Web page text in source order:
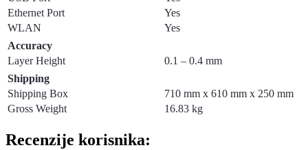
Ethernet Port
Yes
WLAN
Yes
Accuracy
Layer Height
0.1 – 0.4 mm
Shipping
Shipping Box
710 mm x 610 mm x 250 mm
Gross Weight
16.83 kg
Recenzije korisnika: